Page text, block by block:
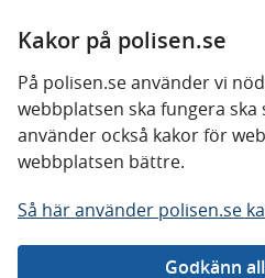
Kakor på polisen.se
På polisen.se använder vi
webbplatsen ska fungera
använder också kakor för
webbplatsen bättre.
Så här använder polisen.se